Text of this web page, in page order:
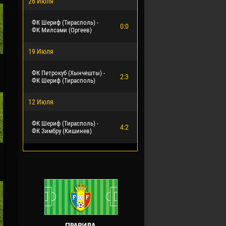
ФК Шериф (Тирасполь) -
ФК Милсами (Оргеев)
0:0
19 Июля
ФК Петрокуб (Хынчешты) -
ФК Шериф (Тирасполь)
2:3
12 Июля
ФК Шериф (Тирасполь) -
ФК Зимбру (Кишинев)
4:2